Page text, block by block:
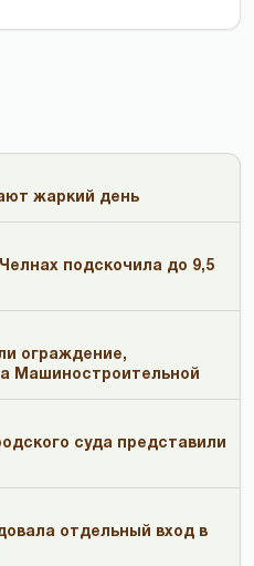
жаркий день
подскочила до 9,5
ограждение,
Машиностроительной
суда представили
отдельный вход в